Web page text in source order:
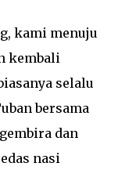
kami menuju
kembali
selalu
bersama
dan
nasi